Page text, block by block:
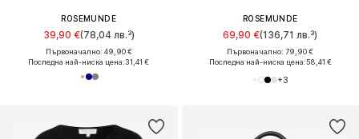
ROSEMUNDE
39,90 €(78,04 лв.³)
Първоначално: 49,90 €
Последна най-ниска цена:31,41 €
ROSEMUNDE
69,90 €(136,71 лв.³)
Първоначално: 79,90 €
Последна най-ниска цена:58,41 €
+3